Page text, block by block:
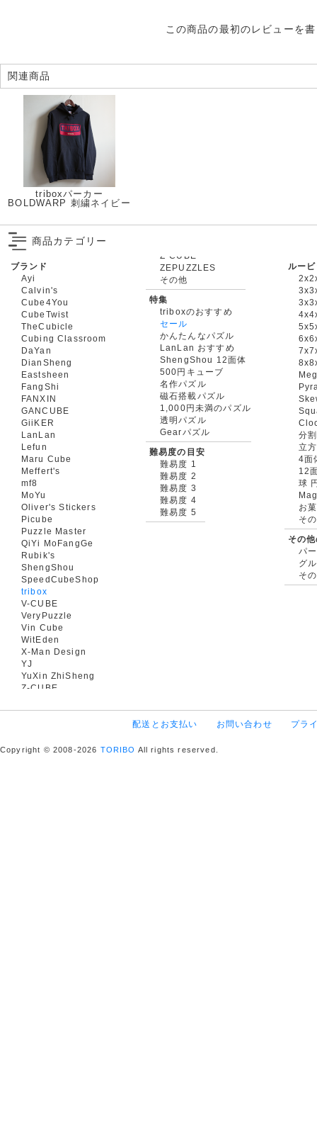
この商品の最初のレビューを
関連商品
triboxパーカー
BOLDWARP 刺繍ネイビー
商品カテゴリー
ブランド
Ayi
Calvin's
Cube4You
CubeTwist
TheCubicle
Cubing Classroom
DaYan
DianSheng
Eastsheen
FangShi
FANXIN
GANCUBE
GiiKER
LanLan
Lefun
Maru Cube
Meffert's
mf8
MoYu
Oliver's Stickers
Picube
Puzzle Master
QiYi MoFangGe
Rubik's
ShengShou
SpeedCubeShop
tribox
V-CUBE
VeryPuzzle
Vin Cube
WitEden
X-Man Design
YJ
YuXin ZhiSheng
Z-CUBE
ZEPUZZLES
その他
特集
triboxのおすすめ
セール
かんたんなパズル
LanLan おすすめ
ShengShou 12面体
500円キューブ
名作パズル
磁石搭載パズル
1,000円未満のパズル
透明パズル
Gearパズル
難易度の目安
難易度 1
難易度 2
難易度 3
難易度 4
難易度 5
ルー
分
立
4面
12
球
お
そ
その
パ
グ
そ
配送とお支払い お問い合わせ プラ
Copyright © 2008-2026 TORIBO All rights reserved.